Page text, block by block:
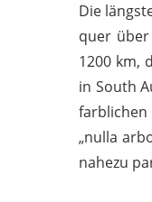
Die
quer
1200 km,
in South
„nulla
nahezu